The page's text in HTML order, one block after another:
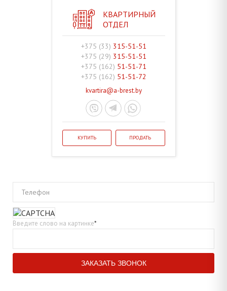
КВАРТИРНЫЙ
ОТДЕЛ
+375 (33) 315-51-51
+375 (29) 315-51-51
+375 (162) 51-51-71
+375 (162) 51-51-72
kvartira@a-brest.by
КУПИТЬ ПРОДАТЬ
Телефон
Введите слово на картинке*